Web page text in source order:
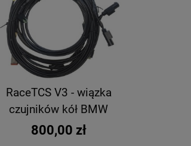
RaceTCS V3 - wiązka
czujników kół BMW
800,00 zł